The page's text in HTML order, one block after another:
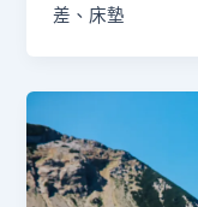
差、床墊